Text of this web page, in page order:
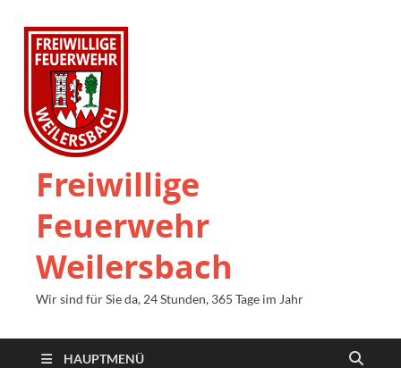
Freiwillige
Feuerwehr
Weilersbach
Wir sind für Sie da, 24 Stunden, 365 Tage im Jahr
HAUPTMENÜ